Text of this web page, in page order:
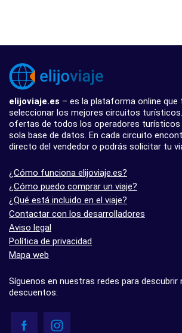
elijoviaje.es – es la plataforma online que
seleccionar los mejores circuitos
ofertas de todos los operadores turísticos
sola base de datos. En cada circuito
directo del vendedor o podrás solicitar tu
¿Cómo funciona elijoviaje.es?
¿Cómo puedo comprar un viaje?
¿Qué está incluido en el viaje?
Contactar con los desarrolladores
Aviso legal
Política de privacidad
Mapa web
Síguenos en nuestras redes para
descuentos: